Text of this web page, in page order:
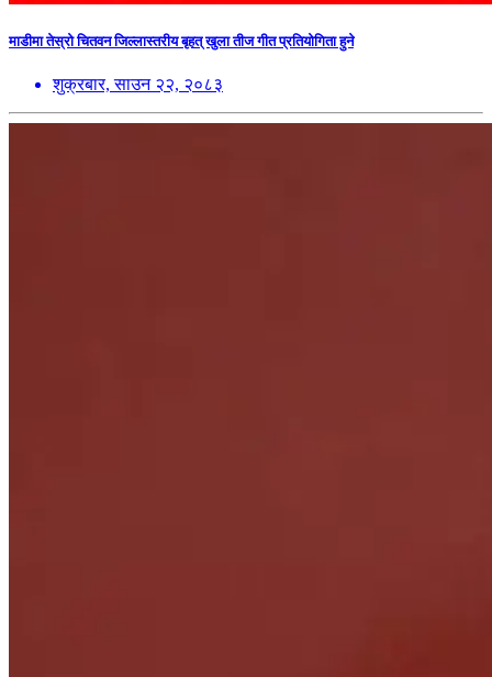
माडीमा तेस्रो चितवन जिल्लास्तरीय बृहत् खुला तीज गीत प्रतियोगिता हुने
शुक्रबार, साउन २२, २०८३